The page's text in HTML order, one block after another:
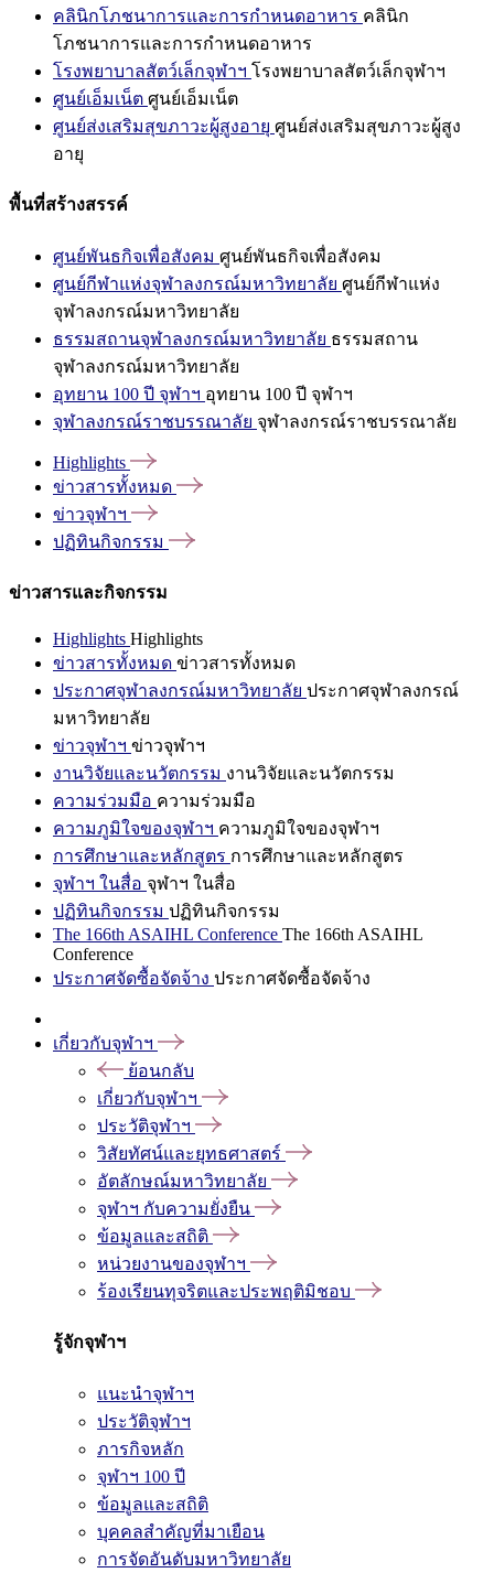
คลินิกโภชนาการและการกำหนดอาหาร คลินิก
โภชนาการและการกำหนดอาหาร
โรงพยาบาลสัตว์เล็กจุฬาฯ โรงพยาบาลสัตว์เล็กจุฬาฯ
ศูนย์เอ็มเน็ต ศูนย์เอ็มเน็ต
ศูนย์ส่งเสริมสุขภาวะผู้สูงอายุ ศูนย์ส่งเสริมสุขภาวะผู้สูง
อายุ
พื้นที่สร้างสรรค์
ศูนย์พันธกิจเพื่อสังคม ศูนย์พันธกิจเพื่อสังคม
ศูนย์กีฬาแห่งจุฬาลงกรณ์มหาวิทยาลัย ศูนย์กีฬาแห่ง
จุฬาลงกรณ์มหาวิทยาลัย
ธรรมสถานจุฬาลงกรณ์มหาวิทยาลัย ธรรมสถาน
จุฬาลงกรณ์มหาวิทยาลัย
อุทยาน 100 ปี จุฬาฯ อุทยาน 100 ปี จุฬาฯ
จุฬาลงกรณ์ราชบรรณาลัย จุฬาลงกรณ์ราชบรรณาลัย
Highlights
ข่าวสารทั้งหมด
ข่าวจุฬาฯ
ปฏิทินกิจกรรม
ข่าวสารและกิจกรรม
Highlights Highlights
ข่าวสารทั้งหมด ข่าวสารทั้งหมด
ประกาศจุฬาลงกรณ์มหาวิทยาลัย ประกาศจุฬาลงกรณ์
มหาวิทยาลัย
ข่าวจุฬาฯ ข่าวจุฬาฯ
งานวิจัยและนวัตกรรม งานวิจัยและนวัตกรรม
ความร่วมมือ ความร่วมมือ
ความภูมิใจของจุฬาฯ ความภูมิใจของจุฬาฯ
การศึกษาและหลักสูตร การศึกษาและหลักสูตร
จุฬาฯ ในสื่อ จุฬาฯ ในสื่อ
ปฏิทินกิจกรรม ปฏิทินกิจกรรม
The 166th ASAIHL Conference The 166th ASAIHL
Conference
ประกาศจัดซื้อจัดจ้าง ประกาศจัดซื้อจัดจ้าง
เกี่ยวกับจุฬาฯ
ย้อนกลับ
เกี่ยวกับจุฬาฯ
ประวัติจุฬาฯ
วิสัยทัศน์และยุทธศาสตร์
อัตลักษณ์มหาวิทยาลัย
จุฬาฯ กับความยั่งยืน
ข้อมูลและสถิติ
หน่วยงานของจุฬาฯ
ร้องเรียนทุจริตและประพฤติมิชอบ
รู้จักจุฬาฯ
แนะนำจุฬาฯ
ประวัติจุฬาฯ
ภารกิจหลัก
จุฬาฯ 100 ปี
ข้อมูลและสถิติ
บุคคลสำคัญที่มาเยือน
การจัดอันดับมหาวิทยาลัย